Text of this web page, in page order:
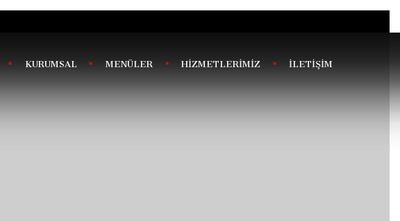
KURUMSAL MENÜLER HİZMETLERİMİZ İLETİŞİM